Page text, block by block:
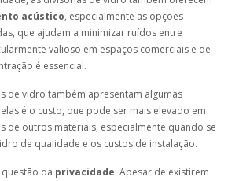
acústico, especialmente as opções
que ajudam a minimizar ruídos entre
valioso em espaços comerciais e de
é essencial.
de vidro também apresentam algumas
é o custo, que pode ser mais elevado em
de outros materiais, especialmente quando se
de qualidade e os custos de instalação.
da privacidade. Apesar de existirem